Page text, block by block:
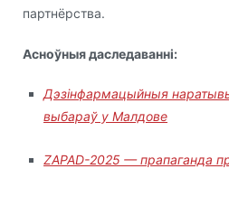
партнёрства.
Асноўныя даследаванні:
Дэзінфармацыйныя
выбараў у Малдове
ZAPAD-2025 — прапаганда